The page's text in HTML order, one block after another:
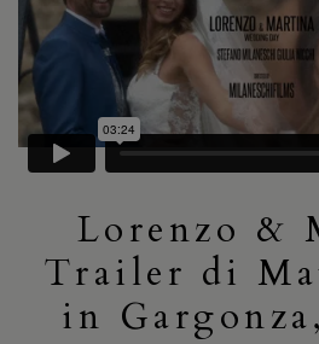
Lorenzo &
Trailer di
in